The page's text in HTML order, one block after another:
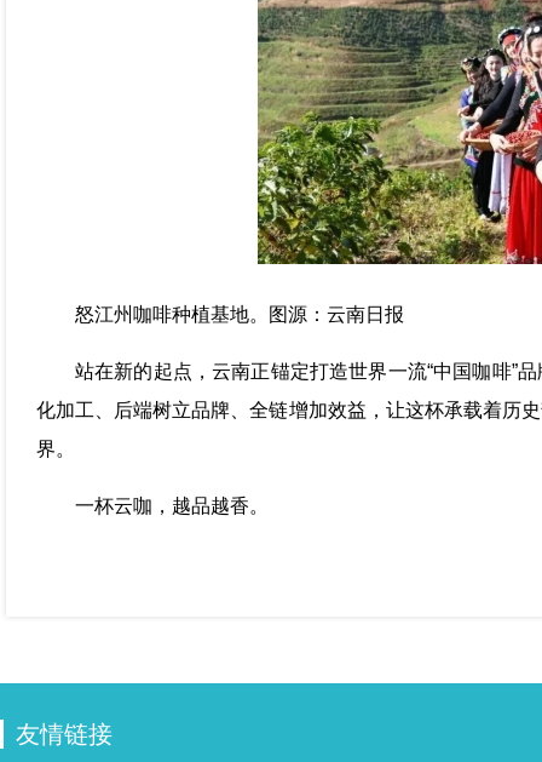
怒江州咖啡种植基地。图源：云南日报
站在新的起点，云南正锚定打造世界一流“中国咖啡”
化加工、后端树立品牌、全链增加效益，让这杯承载着历
界。
一杯云咖，越品越香。
友情链接